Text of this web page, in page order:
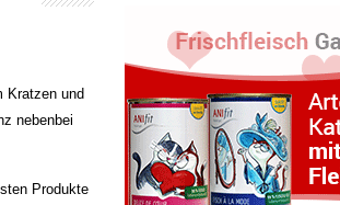
Kratzen und
nebenbei
Produkte